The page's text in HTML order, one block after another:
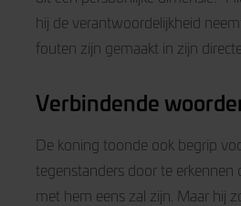
hij de verantwoordelijkheid
fouten zijn gemaakt in zijn
Verbindende
De koning toonde ook begrip
tegenstanders door te erkennen
met hem eens zal zijn. Maar hij